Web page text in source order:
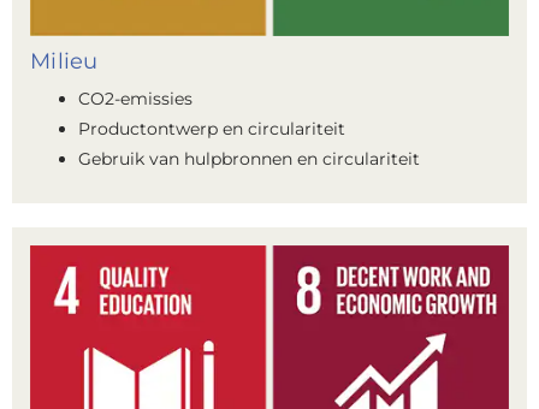
Milieu
CO2-emissies
Productontwerp en circulariteit
Gebruik van hulpbronnen en circulariteit